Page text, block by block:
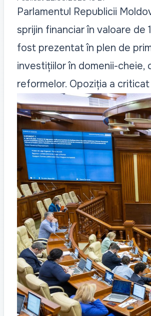
Parlamentul Republicii
sprijin financiar în valoare de
fost prezentat în plen de
investițiilor în domenii-
reformelor. Opoziția a